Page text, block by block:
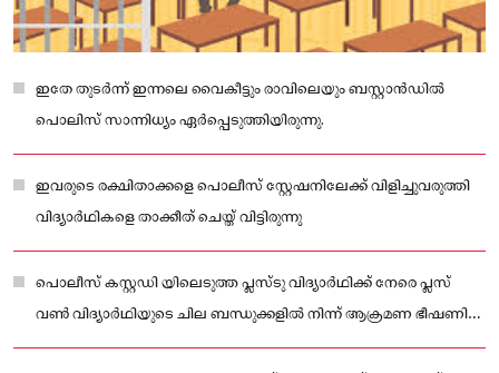
ഇതേ തുടർന്ന് ഇന്നലെ വൈകീട്ടും രാവിലെയും ബസ്റ്റാൻഡിൽ
പൊലിസ് സാന്നിധ്യം ഏർപ്പെടുത്തിയിരുന്നു.
ഇവരുടെ രക്ഷിതാക്കളെ പൊലീസ് സ്റ്റേഷനിലേക്ക് വിളിച്ചുവരുത്തി
വിദ്യാർഥികളെ താക്കീത് ചെയ്ത് വിട്ടിരുന്നു
പൊലീസ് കസ്റ്റഡി യിലെടുത്ത പ്ലസ്ടു വിദ്യാർഥിക്ക് നേരെ പ്ലസ്
വൺ വിദ്യാർഥിയുടെ ചില ബന്ധുക്കളിൽ നിന്ന് ആക്രമണ ഭീഷണി
നിലനിൽക്കുന്നുണ്ട്.